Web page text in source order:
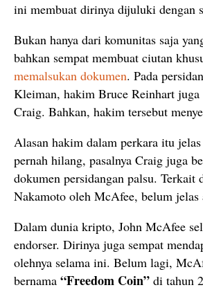
ini membuat dirinya dijuluki dengan
Bukan hanya dari komunitas saja
bahkan sempat membuat ciutan
memalsukan dokumen. Pada
Kleiman, hakim Bruce Reinhart juga
Craig. Bahkan, hakim tersebut
Alasan hakim dalam perkara itu
pernah hilang, pasalnya Craig juga
dokumen persidangan palsu.
Nakamoto oleh McAfee, belum
Dalam dunia kripto, John McAfee
endorser. Dirinya juga sempat
olehnya selama ini. Belum lagi,
bernama “Freedom Coin” di tahun